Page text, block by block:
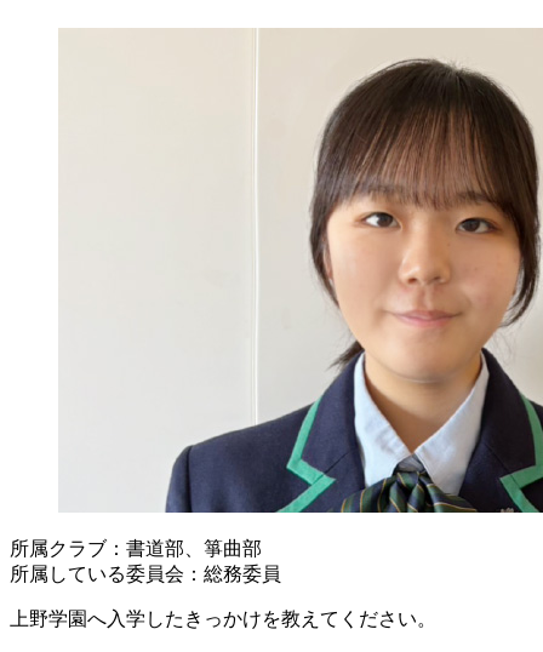
所属クラブ：書道部、箏曲部
所属している委員会：総務委員
上野学園へ入学したきっかけを教えてください。